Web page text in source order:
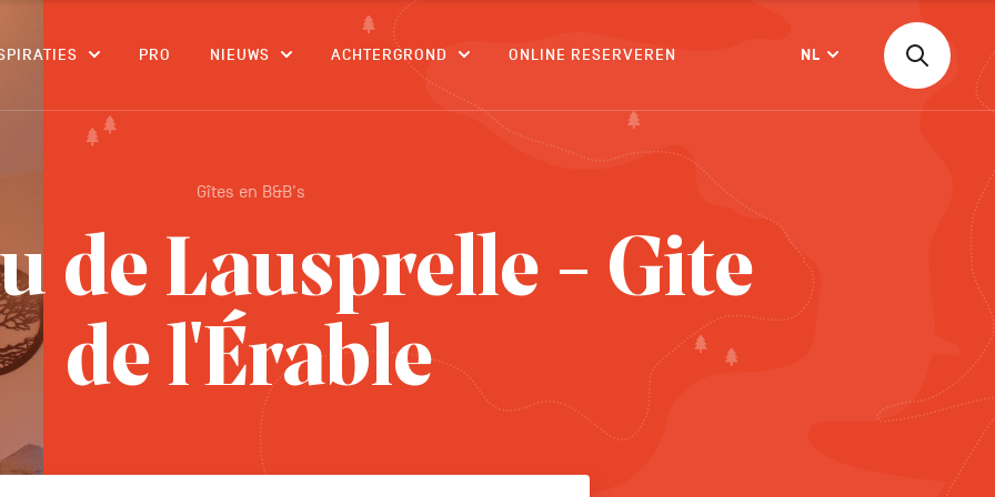
PRO NIEUWS ACHTERGROND ONLINE RESERVEREN NL
Zoeken
naar
BEVESTIGEN
Gîtes en B&B's
de Lausprelle - Gite
de l'Érable